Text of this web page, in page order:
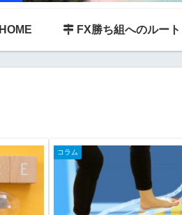
HOME FX勝ち組へのルート
コラム